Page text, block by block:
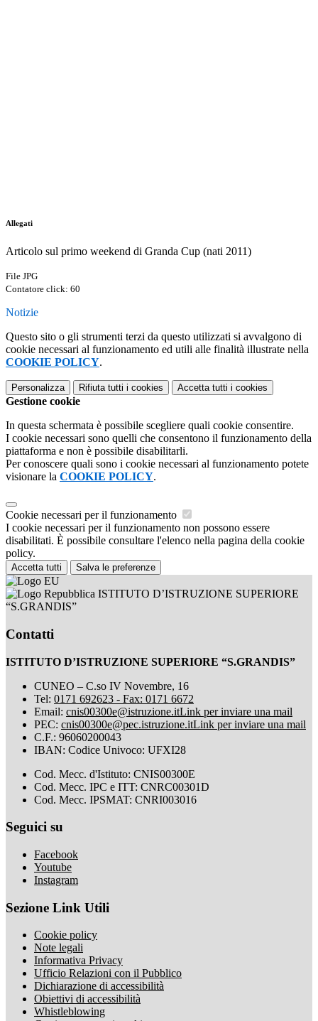
Allegati
Articolo sul primo weekend di Granda Cup (nati 2011)
File JPG
Contatore click: 60
Notizie
Questo sito o gli strumenti terzi da questo utilizzati si avvalgono di
cookie necessari al funzionamento ed utili alle finalità illustrate nella
COOKIE POLICY.
Personalizza Rifiuta tutti i cookies Accetta tutti i cookies
Gestione cookie
In questa schermata è possibile scegliere quali cookie consentire.
I cookie necessari sono quelli che consentono il funzionamento della
piattaforma e non è possibile disabilitarli.
Per conoscere quali sono i cookie necessari al funzionamento potete
visionare la COOKIE POLICY.
Cookie necessari per il funzionamento
I cookie necessari per il funzionamento non possono essere
disabilitati. È possibile consultare l'elenco nella pagina della cookie
policy.
Accetta tutti Salva le preferenze
ISTITUTO D’ISTRUZIONE SUPERIORE
“S.GRANDIS”
Contatti
ISTITUTO D’ISTRUZIONE SUPERIORE “S.GRANDIS”
CUNEO – C.so IV Novembre, 16
Tel: 0171 692623 - Fax: 0171 6672
Email: cnis00300e@istruzione.itLink per inviare una mail
PEC: cnis00300e@pec.istruzione.itLink per inviare una mail
C.F.: 96060200043
IBAN: Codice Univoco: UFXI28
Cod. Mecc. d'Istituto: CNIS00300E
Cod. Mecc. IPC e ITT: CNRC00301D
Cod. Mecc. IPSMAT: CNRI003016
Seguici su
Facebook
Youtube
Instagram
Sezione Link Utili
Cookie policy
Note legali
Informativa Privacy
Ufficio Relazioni con il Pubblico
Dichiarazione di accessibilità
Obiettivi di accessibilità
Whistleblowing